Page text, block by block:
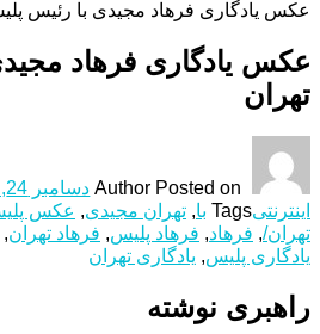
عکس یادگاری فرهاد مجیدی با رئیس
عکس یادگاری فرهاد
تهران
Author Posted on دسامبر 24, 2016
اینترنتیTags با, تهران مجیدی, عکس
تهران/, فرهاد, فرهاد پلیس, فرهاد تهران,
یادگاری پلیس, یادگاری تهران
راهبری نوشته